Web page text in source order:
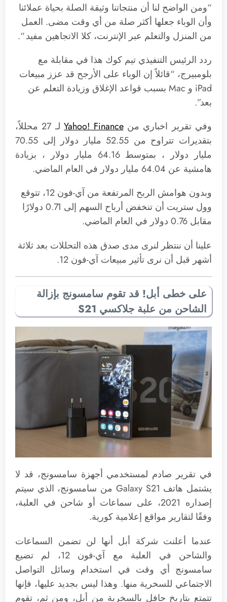
“ومن الواضح لنا أن منتجاتنا وثيقة الصلة بحياة عملائنا
وأن الوباء جعلها أكثر صلة من أي وقت مضى. العمل
من المنزل والتعلم عبر الإنترنت، كلا الاتجاهين مفيد “.
ردد الرئيس التنفيذي تيم كوك هذا في مقابلة مع
بلومبيرج، “قائلاً إن الوباء على الأرجح قد عزز مبيعات
iPad و Mac بسبب قواعد الإغلاق وزيادة التعلم عن
بعد”.
وفي تقرير اخباري من
Yahoo!Finance
لـ 27 محللاً،
بتقديرات تتراوح من 52.55 مليار دولار إلى 70.55
مليار دولار ، بمتوسط ​​64.16 مليار دولار ، بزيادة
هامشية عن 64.04 مليار دولار في العام الماضي.
وبدون هوامش الربح المرتفعة من آي-فون 12، تتوقع
وول ستريت أن تنخفض أرباح السهم إلى 0.71 دولارًا
مقابل 0.76 دولار في العام الماضي.
علينا أن ننتظر لنرى مدى صدق هذه التحللات بعد ثلاثة
أشهر قبل أن نرى تأثير مبيعات آي-فون 12.
على خطى أبل! قد تقوم سامسونج بإزالة
الشاحن من علبة جلاكسي S21
في تقرير صادم لمستخدمي أجهزة سامسونج، قد لا
يشتمل هاتف Galaxy S21 من سامسونج، الذي سيتم
إصداره 2021، على سماعات أو شاحن في العلبة،
وفقًا لتقارير مواقع إعلامية كورية.
عندما أعلنت شركة أبل أنها لن تضمن السماعات
والشاحن في العلبة مع آي-فون 12، لم تضيع
سامسونج أي وقت في استخدام وسائل التواصل
الاجتماعي للسخرية منها. وهذا ليس بجديد عليها، فإنها
تتمتع بتاريخ حافل بالسخرية من أبل، ومن ثم، تقوم